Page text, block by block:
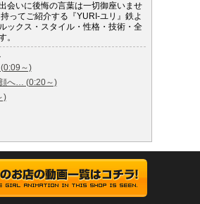
会いに後悔の言葉は一切御座いませ
ってご紹介する『YURI-ユリ』鉄よ
ックス・スタイル・性格・技術・全
。
～)
へ… (0:20～)
)